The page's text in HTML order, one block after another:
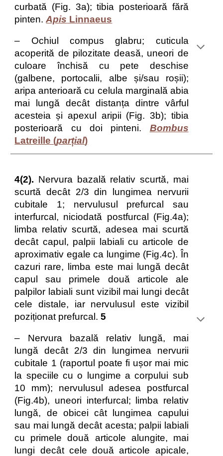
curbată (Fig. 3a); tibia posterioară fără
pinten.Apis Linnaeus
– Ochiul compus glabru; cuticula
acoperită de pilozitate deasă, uneori de
culoare închisă cu pete deschise
(galbene, portocalii, albe și/sau roșii);
aripa anterioară cu celula marginală abia
mai lungă decât distanța dintre vârful
acesteia și apexul aripii (Fig. 3b); tibia
posterioară cu doi pinteni. Bombus
Latreille (parțial)
4(2). Nervura bazală relativ scurtă, mai
scurtă decât 2/3 din lungimea nervurii
cubitale 1; nervulusul prefurcal sau
interfurcal, niciodată postfurcal (Fig.4a);
limba relativ scurtă, adesea mai scurtă
decât capul, palpii labiali cu articole de
aproximativ egale ca lungime (Fig.4c). În
cazuri rare, limba este mai lungă decât
capul sau primele două articole ale
palpilor labiali sunt vizibil mai lungi decât
cele distale, iar nervulusul este vizibil
poziționat prefurcal.5
– Nervura bazală relativ lungă, mai
lungă decât 2/3 din lungimea nervurii
cubitale 1 (raportul poate fi ușor mai mic
la speciile cu o lungime a corpului sub
10 mm); nervulusul adesea postfurcal
(Fig.4b), uneori interfurcal; limba relativ
lungă, de obicei cât lungimea capului
sau mai lungă decât acesta; palpii labiali
cu primele două articole alungite, mai
lungi decât cele două articole apicale,